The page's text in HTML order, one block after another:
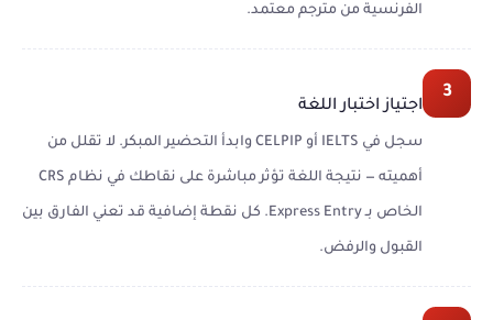
الفرنسية من مترجم معتمد.
3
اجتياز اختبار اللغة
سجل في IELTS أو CELPIP وابدأ التحضير المبكر. لا تقلل من
أهميته — نتيجة اللغة تؤثر مباشرة على نقاطك في نظام CRS
الخاص بـ Express Entry. كل نقطة إضافية قد تعني الفارق بين
القبول والرفض.